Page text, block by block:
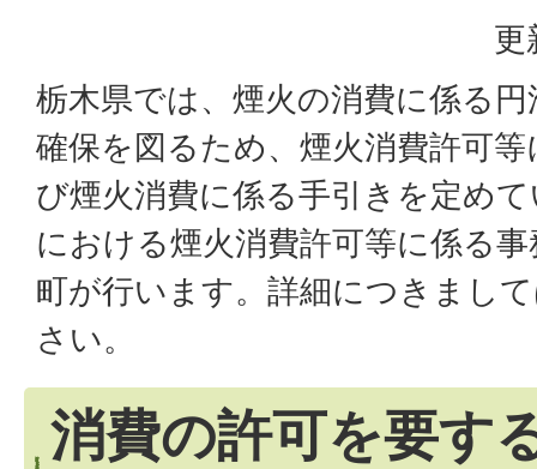
更
栃木県では、煙火の消費に係る
確保を図るため、煙火消費許可
び煙火消費に係る手引きを定め
における煙火消費許可等に係る
町が行います。詳細につきまし
さい。
消費の許可を要す